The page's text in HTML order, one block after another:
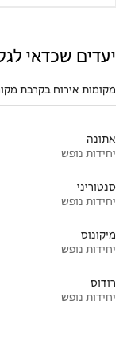
סוגים אחרים של מקומות
סלוניקי
יחידות נופש
בודרום
יחידות נופש
פארוס
יחידות נופש
אפשרויות נוספות